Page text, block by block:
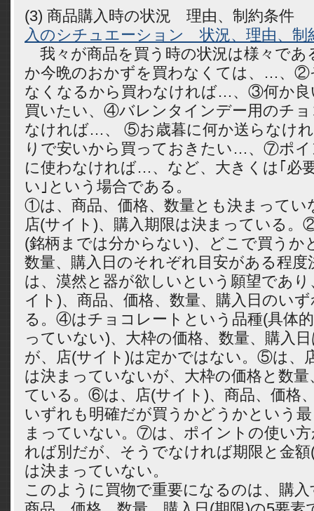
(3) 商品購入時の状況 理由、制約条
入のシチュエーション 状況、理由、制
我々が商品を買う時の状況は様々で
か今晩のおかずを買わなくては、…、②
なくなるから買わなければ…、③何か良
買いたい、④バレンタインデー用のチ
なければ…、 ⑤お歳暮に何か送らなけ
りで安いから買っておきたい…、⑦ポイ
に使わなければ…、など、大きくは｢必
い｣という場合である。
①は、商品、価格、数量とも決まってい
店(サイト)、購入期限は決まっている。
(銘柄までは分からない)、どこで買うか
数量、購入日のそれぞれ目安がある程
は、漠然と器が欲しいという願望であ
イト)、商品、価格、数量、購入日のい
る。④はチョコレートという品種(具体
っていない)、大枠の価格、数量、購入
が、店(サイト)は定かではない。⑤は、
は決まっていないが、大枠の価格と数
ている。⑥は、店(サイト)、商品、価格
いずれも明確だが買うかどうかという
まっていない。⑦は、ポイントの使い
れば別だが、そうでなければ期限と金
は決まっていない。
このように買物で重要になるのは、購